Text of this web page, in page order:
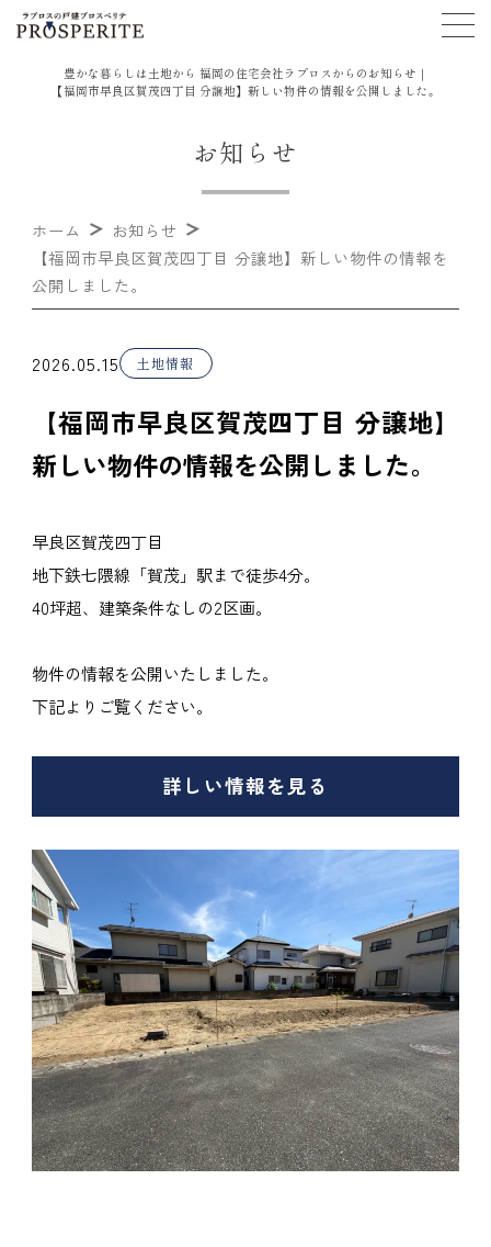
豊かな暮らしは土地から 福岡の住宅会社ラプロスからのお知らせ｜
【福岡市早良区賀茂四丁目 分譲地】新しい物件の情報を公開しました。
お知らせ
ホーム
お知らせ
【福岡市早良区賀茂四丁目 分譲地】新しい物件の情報を
公開しました。
2026.05.15 土地情報
【福岡市早良区賀茂四丁目 分譲地】
新しい物件の情報を公開しました。
早良区賀茂四丁目
地下鉄七隈線「賀茂」駅まで徒歩4分。
40坪超、建築条件なしの2区画。
物件の情報を公開いたしました。
下記よりご覧ください。
詳しい情報を見る